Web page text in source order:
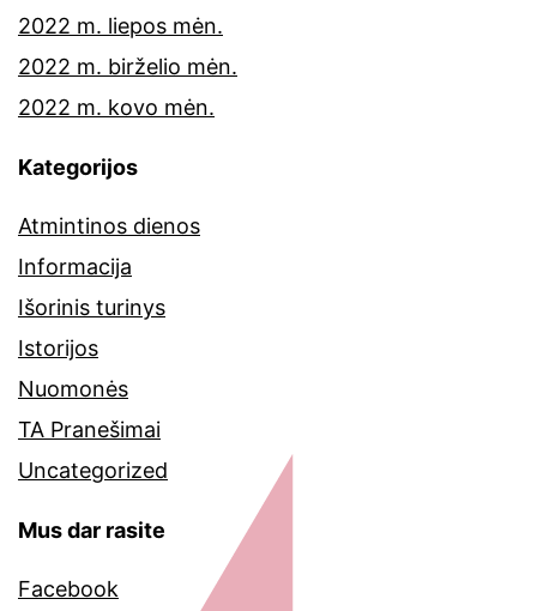
2022 m. liepos mėn.
2022 m. birželio mėn.
2022 m. kovo mėn.
Kategorijos
Atmintinos dienos
Informacija
Išorinis turinys
Istorijos
Nuomonės
TA Pranešimai
Uncategorized
Mus dar rasite
Facebook